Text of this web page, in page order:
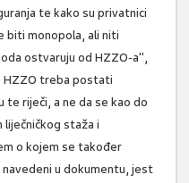
te kako su privatnici
biti monopola, ali niti
ostvaruju od HZZO-a",
HZZO treba postati
te riječi, a ne da se kao do
liječničkog staža i
o kojem se također
u dokumentu, jest